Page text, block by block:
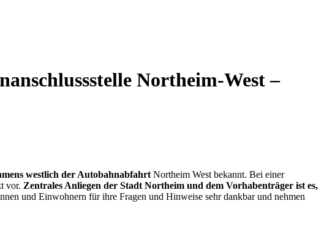
Northeim-West –
westlich der Autobahnabfahrt Northeim West bekannt. Bei einer
vor. Zentrales Anliegen der Stadt Northeim und dem Vorhabenträger ist es,
und Einwohnern für ihre Fragen und Hinweise sehr dankbar und nehmen